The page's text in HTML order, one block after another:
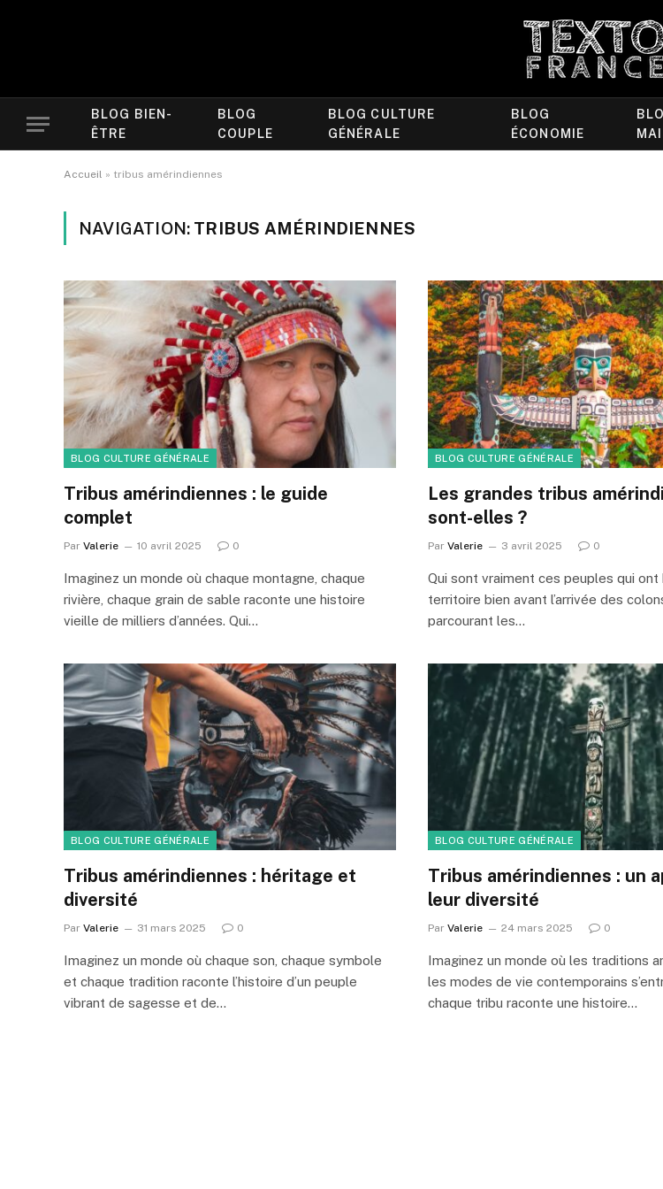
BLOG BIEN-
ÊTRE
BLOG
COUPLE
BLOG CULTURE
GÉNÉRALE
BLOG
ÉCONOMIE
Accueil » tribus amérindiennes
NAVIGATION: TRIBUS AMÉRINDIENNES
BLOG CULTURE GÉNÉRALE
Tribus amérindiennes : le guide
complet
Par Valerie 10 avril 2025 0
Imaginez un monde où chaque montagne, chaque
rivière, chaque grain de sable raconte une histoire
vieille de milliers d’années. Qui…
BLOG CULTURE GÉNÉRALE
Les grandes tribus
sont-elles ?
Par Valerie 3 avril 2025 0
Qui sont vraiment ces peuples qui
territoire bien avant l’arrivée des
parcourant les…
BLOG CULTURE GÉNÉRALE
Tribus amérindiennes : héritage et
diversité
Par Valerie 31 mars 2025 0
Imaginez un monde où chaque son, chaque symbole
et chaque tradition raconte l’histoire d’un peuple
vibrant de sagesse et de…
BLOG CULTURE GÉNÉRALE
Tribus amérindiennes : un
leur diversité
Par Valerie 24 mars 2025 0
Imaginez un monde où les traditions
les modes de vie contemporains
chaque tribu raconte une histoire…